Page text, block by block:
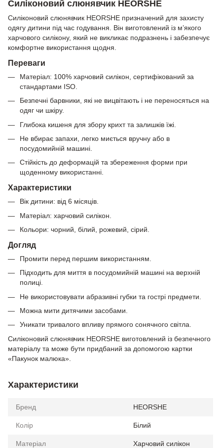
Силіконовий слюнявчик HEORSHE
Силіконовий слюнявчик HEORSHE призначений для захисту
одягу дитини під час годування. Він виготовлений із м’якого
харчового силікону, який не викликає подразнень і забезпечує
комфортне використання щодня.
Переваги
Матеріал: 100% харчовий силікон, сертифікований за
стандартами ISO.
Безпечні барвники, які не вицвітають і не переносяться на
одяг чи шкіру.
Глибока кишеня для збору крихт та залишків їжі.
Не вбирає запахи, легко миється вручну або в
посудомийній машині.
Стійкість до деформацій та збереження форми при
щоденному використанні.
Характеристики
Вік дитини: від 6 місяців.
Матеріал: харчовий силікон.
Кольори: чорний, білий, рожевий, сірий.
Догляд
Промити перед першим використанням.
Підходить для миття в посудомийній машині на верхній
полиці.
Не використовувати абразивні губки та гострі предмети.
Можна мити дитячими засобами.
Уникати тривалого впливу прямого сонячного світла.
Силіконовий слюнявчик HEORSHE виготовлений із безпечного
матеріалу та може бути придбаний за допомогою картки
«Пакунок малюка».
Характеристики
Бренд HEORSHE
Колір Білий
Матеріал Харчовий силікон